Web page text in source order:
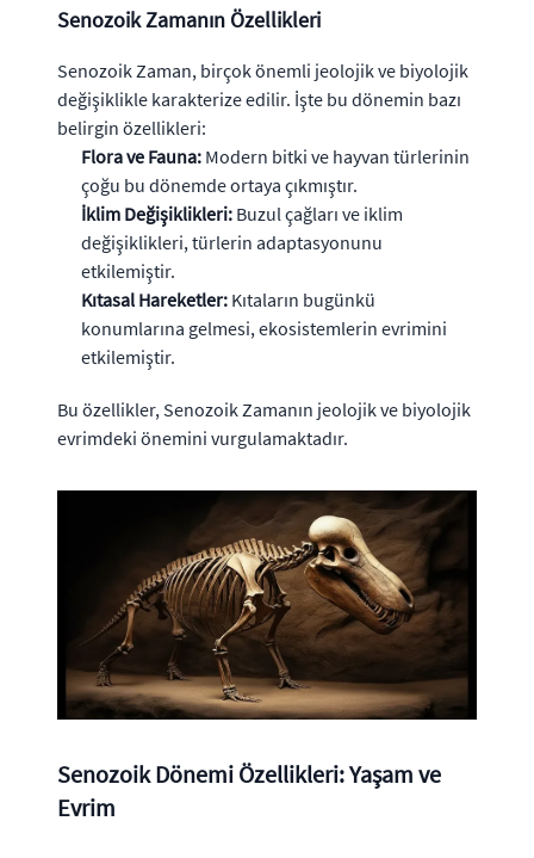
Senozoik Zamanın Özellikleri
Senozoik Zaman, birçok önemli jeolojik ve biyolojik
değişiklikle karakterize edilir. İşte bu dönemin bazı
belirgin özellikleri:
Flora ve Fauna: Modern bitki ve hayvan türlerinin
çoğu bu dönemde ortaya çıkmıştır.
İklim Değişiklikleri: Buzul çağları ve iklim
değişiklikleri, türlerin adaptasyonunu
etkilemiştir.
Kıtasal Hareketler: Kıtaların bugünkü
konumlarına gelmesi, ekosistemlerin evrimini
etkilemiştir.
Bu özellikler, Senozoik Zamanın jeolojik ve biyolojik
evrimdeki önemini vurgulamaktadır.
Senozoik Dönemi Özellikleri: Yaşam ve
Evrim